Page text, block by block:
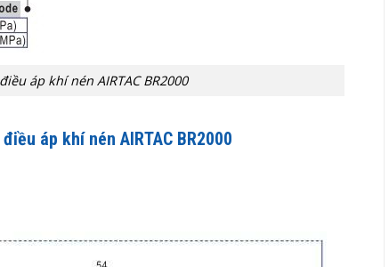
áp khí nén AIRTAC BR2000
áp khí nén AIRTAC BR2000